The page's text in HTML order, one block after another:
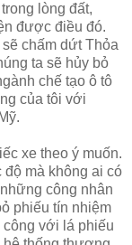
lòng đất,
được điều đó.
chấm dứt Thỏa
ta sẽ hủy bỏ
chế tạo ô tô
của tôi với
xe theo ý muốn.
mà không ai có
công nhân
phiếu tín nhiệm
với lá phiếu